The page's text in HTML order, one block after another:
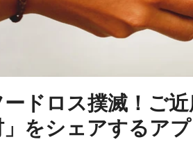
ードロス撲滅！ご
」をシェアするアプ